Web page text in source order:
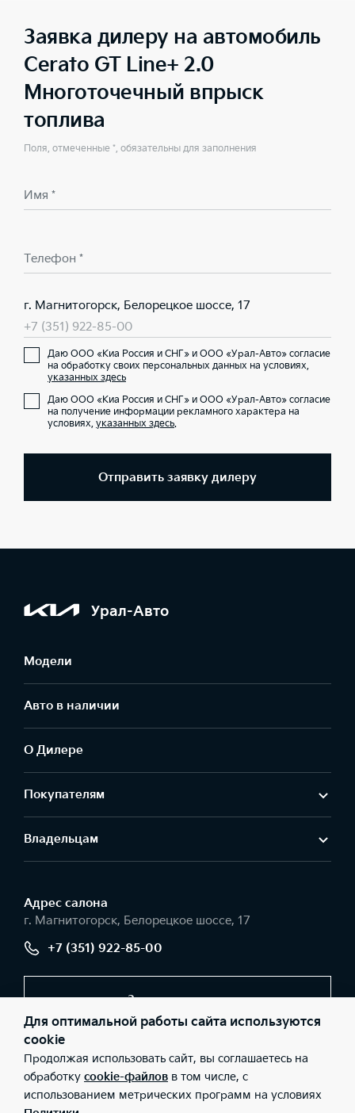
Заявка дилеру на автомобиль
Cerato GT Line+ 2.0
Многоточечный впрыск
топлива
Поля, отмеченные *, обязательны для заполнения
Имя *
Телефон *
г. Магнитогорск, Белорецкое шоссе, 17
+7 (351) 922-85-00
Даю ООО «Киа Россия и СНГ» и ООО «Урал-Авто» согласие
на обработку своих персональных данных на условиях,
указанных здесь
Даю ООО «Киа Россия и СНГ» и ООО «Урал-Авто» согласие
на получение информации рекламного характера на
условиях, указанных здесь.
Отправить заявку дилеру
Урал-Авто
Модели
Авто в наличии
О Дилере
Покупателям
Владельцам
Адрес салонa
г. Магнитогорск, Белорецкое шоссе, 17
+7 (351) 922-85-00
Заказать звонок
© 2026 Юридические лица ООО «Урал-Авто» (Фактический
адрес: г. Магнитогорск, Белорецкое шоссе, 17; Телефон: +7 (351)
922-85-00; ИНН: 7446040564; ОГРН: 1037402232230), ООО
«Киа Россия и СНГ» (Фактический адрес: г.Москва, Валовая 26;
Телефон: 8 800 301 08 80; ИНН: 7728674093; ОГРН:
Для оптимальной работы сайта используются
cookie
Продолжая использовать сайт, вы соглашаетесь на
обработку cookie-файлов в том числе, с
использованием метрических программ на условиях